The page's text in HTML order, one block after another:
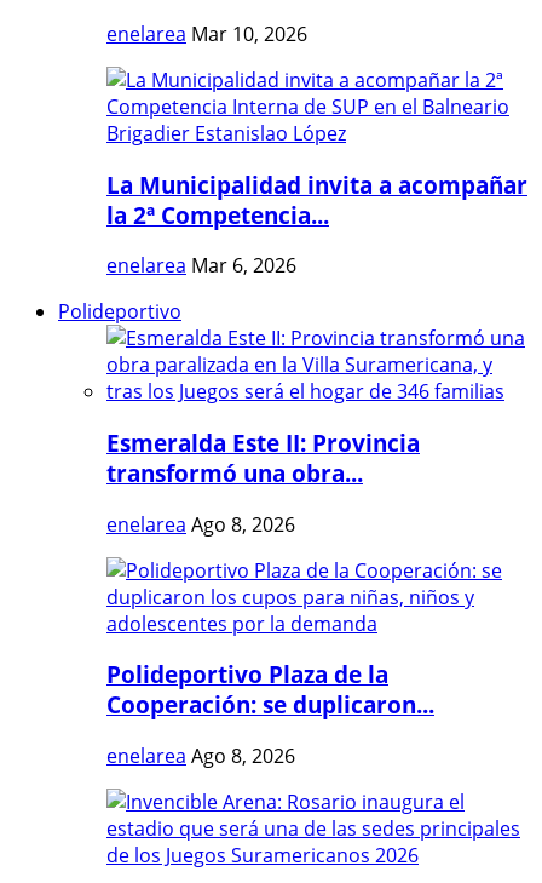
enelarea Mar 10, 2026
La Municipalidad invita a acompañar
la 2ª Competencia...
enelarea Mar 6, 2026
Polideportivo
Esmeralda Este II: Provincia
transformó una obra...
enelarea Ago 8, 2026
Polideportivo Plaza de la
Cooperación: se duplicaron...
enelarea Ago 8, 2026